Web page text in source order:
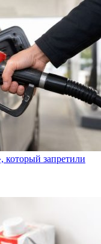
который запретили